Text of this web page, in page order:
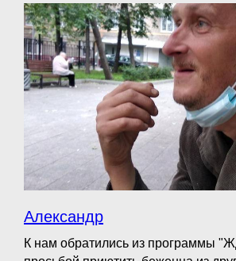
Александр
К нам обратились из программы